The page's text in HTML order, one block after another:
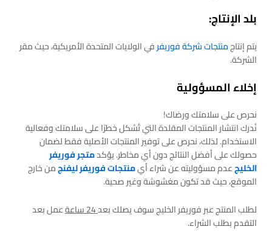
بلد الإنتاج:
يتم إنتاجمنتجات شركة فوريفرفي الولايات المتحدة الأمريكية، حيث مقر
الشركة.
إخلاء المسؤولية
نحرص على سلامتك ورضاك!
نُدرك انتشار المنتجات المقلدة التي تُشكل خطرًا على سلامتك وفعالية
الاستخدام. لذلك، نحرص على توفير المنتجات الأصلية فقط لضمان
حصولك على أفضل النتائج دون أي مخاطر. يؤكدمتجر فوريفر
الخليجعدم مسؤوليته عن شراء أيمنتجات فوريفر ليفنجمن خارج
الموقع، حيث قد تكون مغشوشة وغير صحية.
لطلب المنتج عبر فوريفر الخليج سوف يصلك بعد24 ساعة
عمل بعد
التقدم بطلب الشراء.